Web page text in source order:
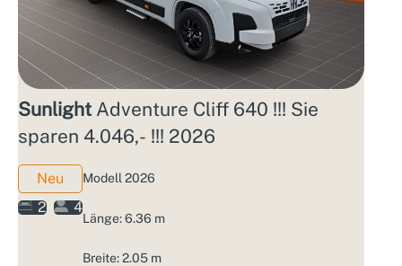
Sunlight Adventure Cliff 640 !!! Sie
sparen 4.046,- !!! 2026
Neu
2
4
Modell 2026
Länge: 6.36 m
Breite: 2.05 m